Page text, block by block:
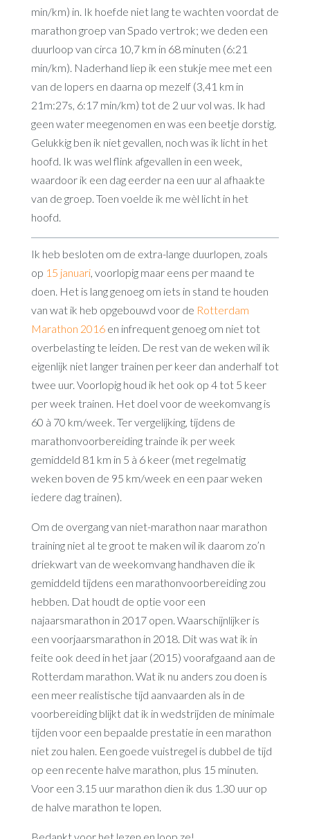
min/km) in. Ik hoefde niet lang te wachten voordat de
marathon groep van Spado vertrok; we deden een
duurloop van circa 10,7 km in 68 minuten (6:21
min/km). Naderhand liep ik een stukje mee met een
van de lopers en daarna op mezelf (3,41 km in
21m:27s, 6:17 min/km) tot de 2 uur vol was. Ik had
geen water meegenomen en was een beetje dorstig.
Gelukkig ben ik niet gevallen, noch was ik licht in het
hoofd. Ik was wel flink afgevallen in een week,
waardoor ik een dag eerder na een uur al afhaakte
van de groep. Toen voelde ik me wèl licht in het
hoofd.
Ik heb besloten om de extra-lange duurlopen, zoals
op 15 januari, voorlopig maar eens per maand te
doen. Het is lang genoeg om iets in stand te houden
van wat ik heb opgebouwd voor de Rotterdam
Marathon 2016en infrequent genoeg om niet tot
overbelasting te leiden. De rest van de weken wil ik
eigenlijk niet langer trainen per keer dan anderhalf tot
twee uur. Voorlopig houd ik het ook op 4 tot 5 keer
per week trainen. Het doel voor de weekomvang is
60 à 70 km/week. Ter vergelijking, tijdens de
marathonvoorbereiding trainde ik per week
gemiddeld 81 km in 5 à 6 keer (met regelmatig
weken boven de 95 km/week en een paar weken
iedere dag trainen).
Om de overgang van niet-marathon naar marathon
training niet al te groot te maken wil ik daarom zo’n
driekwart van de weekomvang handhaven die ik
gemiddeld tijdens een marathonvoorbereiding zou
hebben. Dat houdt de optie voor een
najaarsmarathon in 2017 open. Waarschijnlijker is
een voorjaarsmarathon in 2018. Dit was wat ik in
feite ook deed in het jaar (2015) voorafgaand aan de
Rotterdam marathon. Wat ik nu anders zou doen is
een meer realistische tijd aanvaarden als in de
voorbereiding blijkt dat ik in wedstrijden de minimale
tijden voor een bepaalde prestatie in een marathon
niet zou halen. Een goede vuistregel is dubbel de tijd
op een recente halve marathon, plus 15 minuten.
Voor een 3.15 uur marathon dien ik dus 1.30 uur op
de halve marathon te lopen.